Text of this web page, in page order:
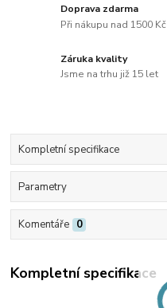
Doprava zdarma
Při nákupu nad 1500 Kč
Záruka kvality
Jsme na trhu již 15 let
Kompletní specifikace
Parametry
Komentáře 0
Kompletní specifikace